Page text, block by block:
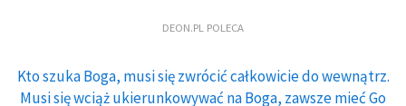
DEON.PL POLECA
Kto szuka Boga, musi się zwrócić całkowicie do wewnątrz.
Musi się wciąż ukierunkowywać na Boga, zawsze mieć Go